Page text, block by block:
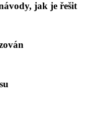
jak je řešit